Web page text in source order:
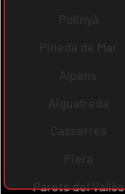
Polinyà
Pineda de Mar
Alpens
Aiguafreda
Casserres
Piera
Parets del Vallès